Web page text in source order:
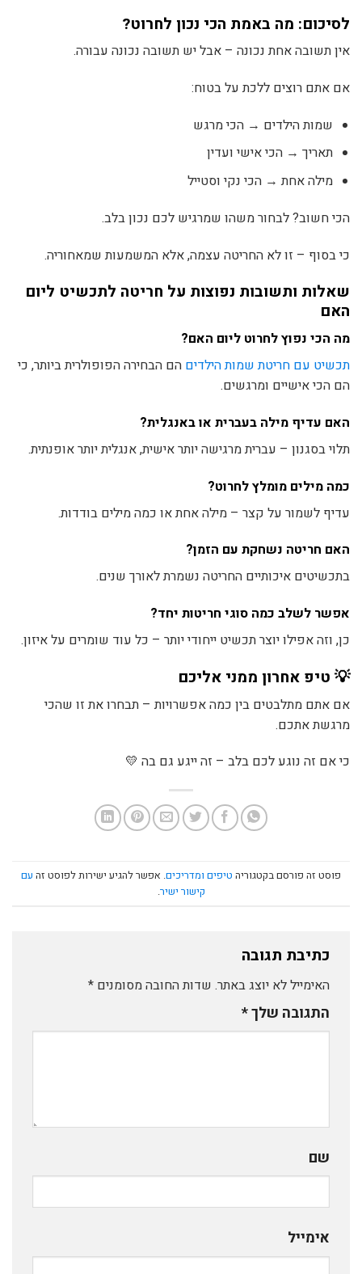
לסיכום: מה באמת הכי נכון לחרוט?
אין תשובה אחת נכונה – אבל יש תשובה נכונה עבורה.
אם אתם רוצים ללכת על בטוח:
שמות הילדים → הכי מרגש
תאריך → הכי אישי ועדין
מילה אחת → הכי נקי וסטייל
הכי חשוב? לבחור משהו שמרגיש לכם נכון בלב.
כי בסוף – זו לא החריטה עצמה, אלא המשמעות שמאחוריה.
שאלות ותשובות נפוצות על חריטה לתכשיט ליום
האם
מה הכי נפוץ לחרוט ליום האם?
תכשיט עם חריטת שמות הילדים הם הבחירה הפופולרית ביותר, כי
הם הכי אישיים ומרגשים.
האם עדיף מילה בעברית או באנגלית?
תלוי בסגנון – עברית מרגישה יותר אישית, אנגלית יותר אופנתית.
כמה מילים מומלץ לחרוט?
עדיף לשמור על קצר – מילה אחת או כמה מילים בודדות.
האם חריטה נשחקת עם הזמן?
בתכשיטים איכותיים החריטה נשמרת לאורך שנים.
אפשר לשלב כמה סוגי חריטות יחד?
כן, וזה אפילו יוצר תכשיט ייחודי יותר – כל עוד שומרים על איזון.
💡 טיפ אחרון ממני אליכם
אם אתם מתלבטים בין כמה אפשרויות – תבחרו את זו שהכי
מרגשת אתכם.
כי אם זה נוגע לכם בלב – זה ייגע גם בה 💛
פוסט זה פורסם בקטגוריה טיפים ומדריכים. אפשר להגיע ישירות לפוסט זה עם
קישור ישיר.
כתיבת תגובה
האימייל לא יוצג באתר. שדות החובה מסומנים *
התגובה שלך*
שם
אימייל